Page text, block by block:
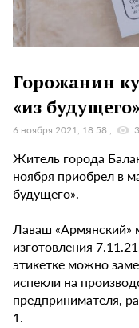
Горожанин
«из
6 ноября 2021, 18:58
Житель города
ноября приобрел в
будущего».
Лаваш «Армянский»
изготовления
этикетке можно
испекли на
предпринимателя,
1.